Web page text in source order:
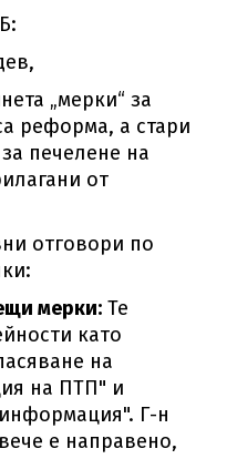
„мерки“ за
реформа, а стари
печелене на
от
отговори по
мерки: Те
като
на
на ПТП" и
Г-н
е направено,